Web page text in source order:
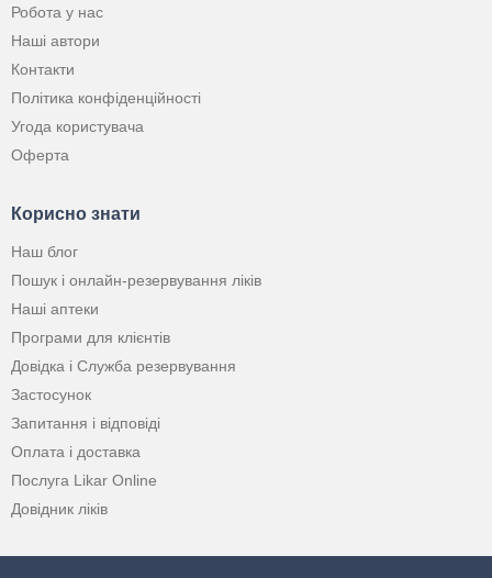
Робота у нас
Наші автори
Контакти
Політика конфіденційності
Угода користувача
Оферта
Корисно знати
Наш блог
Пошук і онлайн-резервування ліків
Наші аптеки
Програми для клієнтів
Довідка і Служба резервування
Застосунок
Запитання і відповіді
Оплата і доставка
Послуга Likar Online
Довідник ліків